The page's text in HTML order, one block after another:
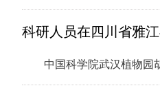
科研人员在四川省雅
中国科学院武汉植物园